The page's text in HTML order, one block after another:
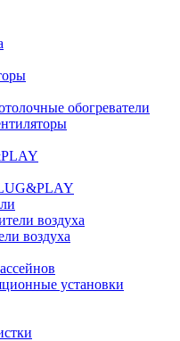
обогреватели
воздуха
воздуха
установки